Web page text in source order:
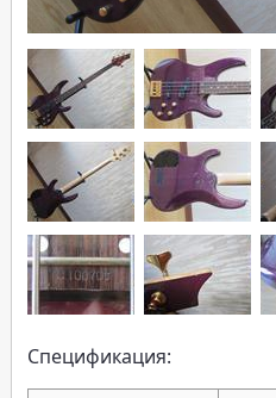
Спецификация: